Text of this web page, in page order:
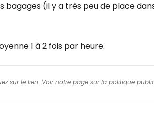
bagages (il y a très peu de place
1 à 2 fois par heure.
sur le lien. Voir notre page sur la politique